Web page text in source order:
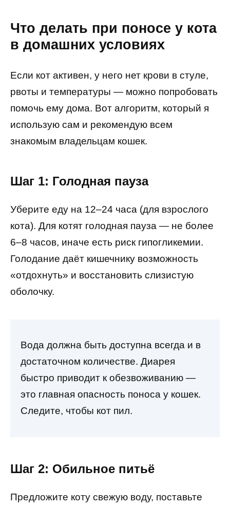
Что делать при поносе у кота
в домашних условиях
Если кот активен, у него нет крови в стуле,
рвоты и температуры — можно попробовать
помочь ему дома. Вот алгоритм, который я
использую сам и рекомендую всем
знакомым владельцам кошек.
Шаг 1: Голодная пауза
Уберите еду на 12–24 часа (для взрослого
кота). Для котят голодная пауза — не более
6–8 часов, иначе есть риск гипогликемии.
Голодание даёт кишечнику возможность
«отдохнуть» и восстановить слизистую
оболочку.
Вода должна быть доступна всегда и в
достаточном количестве. Диарея
быстро приводит к обезвоживанию —
это главная опасность поноса у кошек.
Следите, чтобы кот пил.
Шаг 2: Обильное питьё
Предложите коту свежую воду, поставьте